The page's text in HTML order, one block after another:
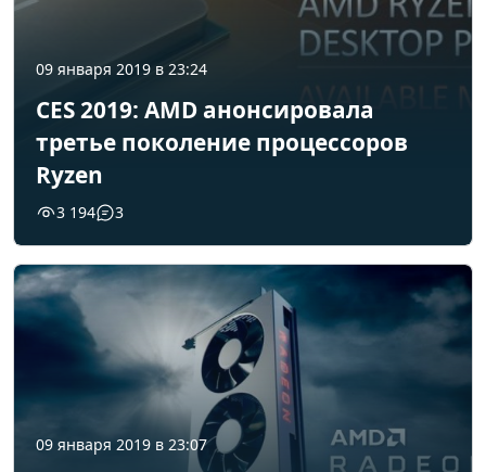
09 января 2019 в 23:24
CES 2019: AMD анонсировала
третье поколение процессоров
Ryzen
3 194 3
09 января 2019 в 23:07